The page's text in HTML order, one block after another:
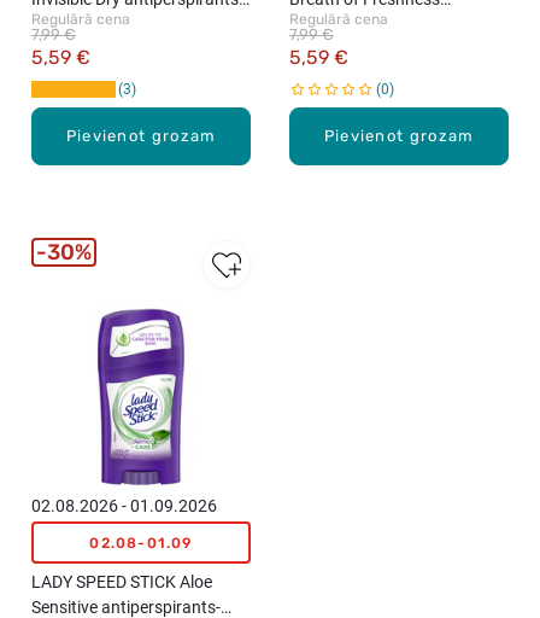
Pievienot grozam
želeja, 65g
Regulārā cena
5,59 €
7,99 €
3
Pievienot grozam
antiperspirants-želeja, 65g
Regulārā cena
5,59 €
7,99 €
0
02.08.2026 - 01.09.2026
02.08-01.09
LADY SPEED STICK Aloe
Sensitive antiperspirants-
30%